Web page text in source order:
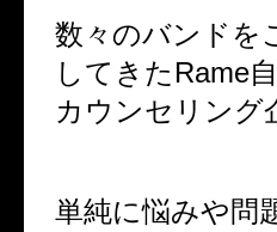
数々のバンドを
してきたRame
カウンセリング
単純に悩みや問